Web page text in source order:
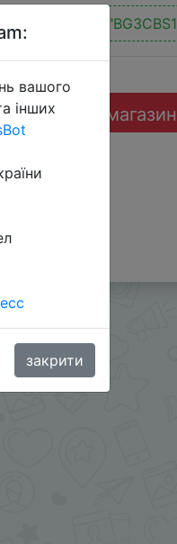
до
вашого
інших
закрити